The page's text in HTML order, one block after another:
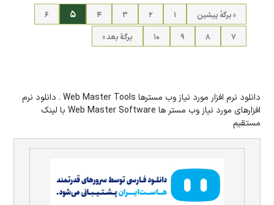
« برگه‌ٔ پیشین ۱ ۲ ۳ ۴ ۵
۶
۷
۸ ۹ ۱۰ برگهٔ بعد »
دانلود نرم افزار مورد نیاز وب مسترها Web Master Tools . دانلود نرم
افزارهای مورد نیاز وب مستر ها Web Master Software با لینک
مستقیم